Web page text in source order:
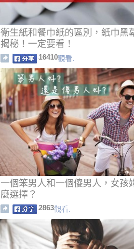
衛生紙和餐巾紙的區別，紙巾黑
揭秘！一定要看！
16410觀看.
一個笨男人和一個傻男人，女孩
麼選擇？
2863觀看.